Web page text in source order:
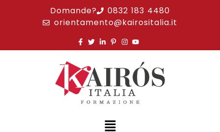
Domande?
0832 183 4480
orientamento@kairositalia.it